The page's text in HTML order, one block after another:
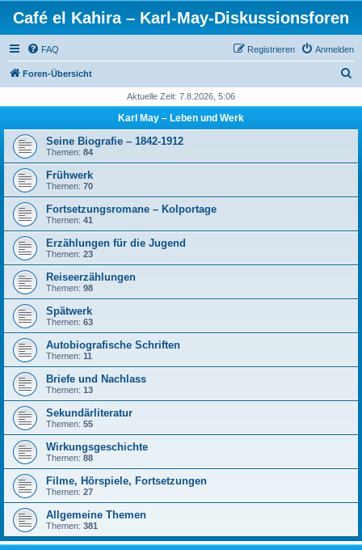
Café el Kahira – Karl-May-Diskussionsforen
FAQ Anmelden
Registrieren
Foren-Übersicht
h
Aktuelle Zeit: 7.8.2026, 5:06
Karl May – Leben und Werk
Seine Biografie – 1842-1912
Themen: 84
Frühwerk
Themen: 70
Fortsetzungsromane – Kolportage
Themen: 41
Erzählungen für die Jugend
Themen: 23
Reiseerzählungen
Themen: 98
Spätwerk
Themen: 63
Autobiografische Schriften
Themen: 11
Briefe und Nachlass
Themen: 13
Sekundärliteratur
Themen: 55
Wirkungsgeschichte
Themen: 88
Filme, Hörspiele, Fortsetzungen
Themen: 27
Allgemeine Themen
Themen: 381